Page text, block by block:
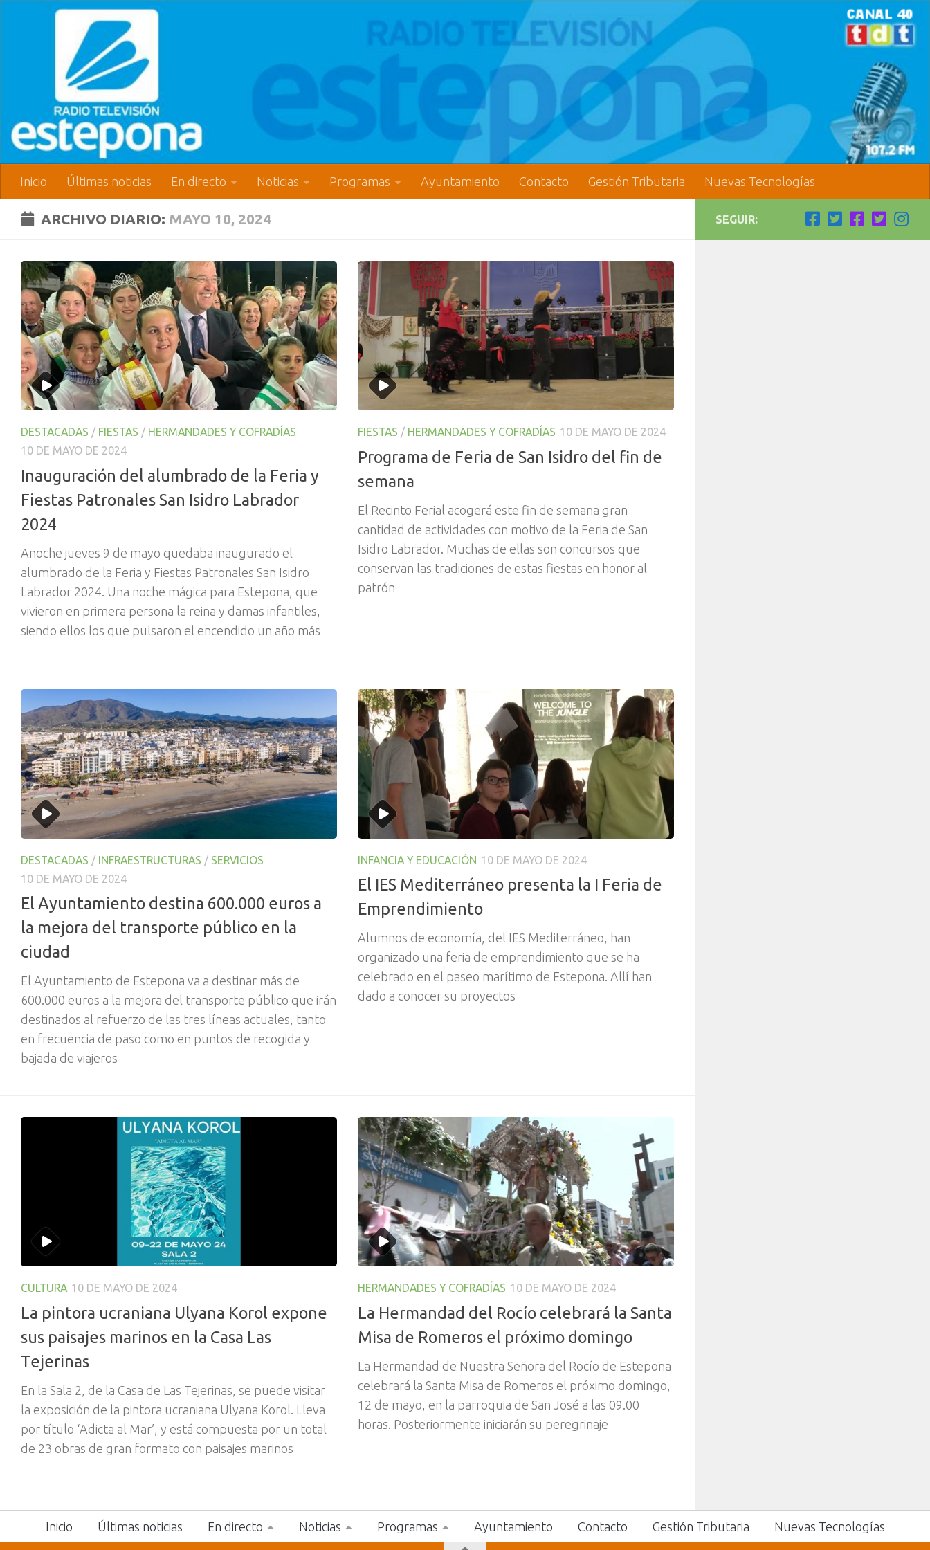
Inicio Últimas noticias En directo Noticias Programas Ayuntamiento Contacto Gestión Tributaria Nuevas Tecnologías
ARCHIVO DIARIO: MAYO 10, 2024
DESTACADAS / FIESTAS / HERMANDADES Y COFRADÍAS
10 DE MAYO DE 2024
Inauguración del alumbrado de la Feria y
Fiestas Patronales San Isidro Labrador
2024
Anoche jueves 9 de mayo quedaba inaugurado el
alumbrado de la Feria y Fiestas Patronales San Isidro
Labrador 2024. Una noche mágica para Estepona, que
vivieron en primera persona la reina y damas infantiles,
siendo ellos los que pulsaron el encendido un año más
FIESTAS / HERMANDADES Y COFRADÍAS 10 DE MAYO DE 2024
Programa de Feria de San Isidro del fin de
semana
El Recinto Ferial acogerá este fin de semana gran
cantidad de actividades con motivo de la Feria de San
Isidro Labrador. Muchas de ellas son concursos que
conservan las tradiciones de estas fiestas en honor al
patrón
DESTACADAS / INFRAESTRUCTURAS / SERVICIOS
10 DE MAYO DE 2024
El Ayuntamiento destina 600.000 euros a
la mejora del transporte público en la
ciudad
El Ayuntamiento de Estepona va a destinar más de
600.000 euros a la mejora del transporte público que irán
destinados al refuerzo de las tres líneas actuales, tanto
en frecuencia de paso como en puntos de recogida y
bajada de viajeros
INFANCIA Y EDUCACIÓN 10 DE MAYO DE 2024
El IES Mediterráneo presenta la I Feria de
Emprendimiento
Alumnos de economía, del IES Mediterráneo, han
organizado una feria de emprendimiento que se ha
celebrado en el paseo marítimo de Estepona. Allí han
dado a conocer su proyectos
CULTURA 10 DE MAYO DE 2024
La pintora ucraniana Ulyana Korol expone
sus paisajes marinos en la Casa Las
Tejerinas
En la Sala 2, de la Casa de Las Tejerinas, se puede visitar
la exposición de la pintora ucraniana Ulyana Korol. Lleva
por título ‘Adicta al Mar’, y está compuesta por un total
de 23 obras de gran formato con paisajes marinos
HERMANDADES Y COFRADÍAS 10 DE MAYO DE 2024
La Hermandad del Rocío celebrará la Santa
Misa de Romeros el próximo domingo
La Hermandad de Nuestra Señora del Rocío de Estepona
celebrará la Santa Misa de Romeros el próximo domingo,
12 de mayo, en la parroquia de San José a las 09.00
horas. Posteriormente iniciarán su peregrinaje
SEGUIR:
Inicio Últimas noticias En directo Noticias Programas Ayuntamiento Contacto Gestión Tributaria Nuevas Tecnologías